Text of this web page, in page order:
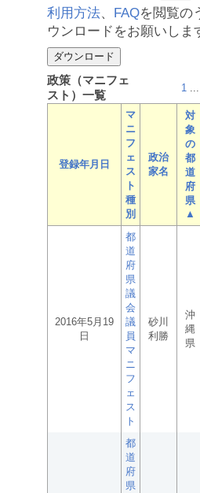
利用方法、 FAQを閲覧の
ウンロードをお願いしま
政策（マニフェ
スト）一覧
1 ...
登録年月日
マ
ニ
フ
ェ
ス
ト
種
別
政治
家名
対
象
の
都
道
府
県
▲
2016年5月19
日
都
道
府
県
議
会
議
員
マ
ニ
フ
ェ
ス
ト
砂川
利勝
沖
縄
県
都
道
府
県